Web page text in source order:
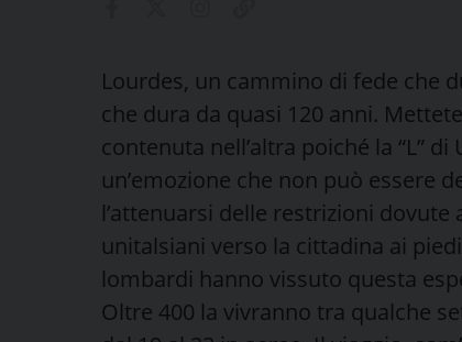
Lourdes, un cammino di fede che
che dura da quasi 120 anni.
contenuta nell’altra poiché la “L”
un’emozione che non può essere
l’attenuarsi delle restrizioni
unitalsiani verso la cittadina ai
lombardi hanno vissuto questa
Oltre 400 la vivranno tra qualche